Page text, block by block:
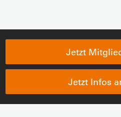
Jetzt
Jetzt Infos